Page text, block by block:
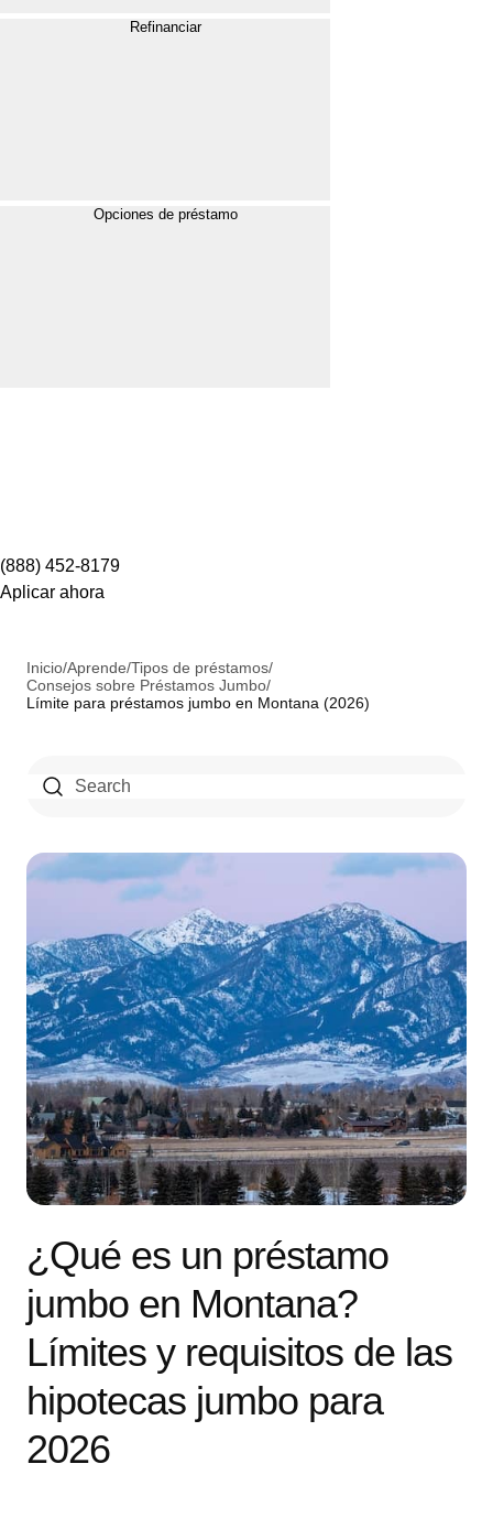
Refinanciar
Opciones de préstamo
(888) 452-8179
Aplicar ahora
Inicio/Aprende/Tipos de préstamos/
Consejos sobre Préstamos Jumbo/
Límite para préstamos jumbo en Montana (2026)
¿Qué es un préstamo
jumbo en Montana?
Límites y requisitos de las
hipotecas jumbo para
2026